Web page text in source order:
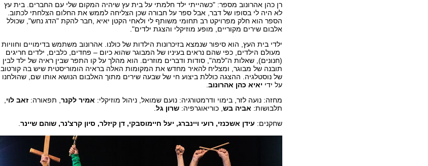
רן כהן אהרונוב מספר: "כשהייתי ילד חלמתי על בית עץ שיהיה המקום שלי עם החברים. בית עץ
לא היה לי בסופו של דבר, אבל ספר על חבורה שכן הצליחה לממש את החלום הצלחתי לכתוב.
הספר הוא חלק מפרויקט רב תחומי משותף לי ולאחי הקטן יאיא ,חבר להקת "הדג נחש", שכולל
אלבום שירים מקוריים, מופע מוזיקלי והצגת ילדים".
ילדי בית העץ, הוא סיפור שנמצא בזיכרונות הילדות של כולנו. אהרונוב משתמש בדימויים וחוויות
מעולם הילדים, כפי שהם נראים בעיניו של המבוגר שהוא כיום – פחדים, כלבים, ילדים חריגים
(חנונים), שאלות ה"למה", סודות ודברים מוזרים. הוא מהלך על קו התפר שבין ראיה של ילד לבין
תובנה של מבוגר, ומצליח להאיר מחדש את המקומות האלה בראיה הומוריסטית שיש בה קורטוב
של נוסטלגיה. ההצגה כוללת ביצוע חי של שבעה שירים מתוך האלבום הנושא אותו שם, שהולחנו
על ידי יאיא כהן אהרונוב
מחזה: נועה לזר, בימוי ודרמטורגיה: נועם שמואל, ניהול מוזיקלי: אמיר לקנר , תפאורה: זאב לוי
תלבושות: אביה בש , כוריאוגרפיה: שרון גל
שחקנים: עידן אשכנזי, רועי ויינברג, יעל חיימוסבקי, דן קיזלר, סיון קרצ'נר, שוהם שיינר